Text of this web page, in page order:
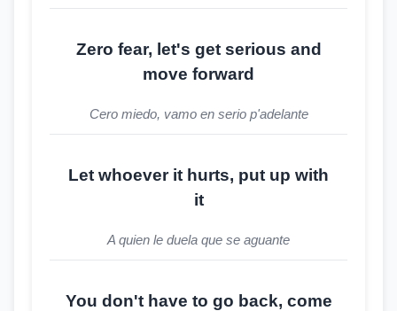
Zero fear, let's get serious and
move forward
Cero miedo, vamo en serio p'adelante
Let whoever it hurts, put up with
it
A quien le duela que se aguante
You don't have to go back, come